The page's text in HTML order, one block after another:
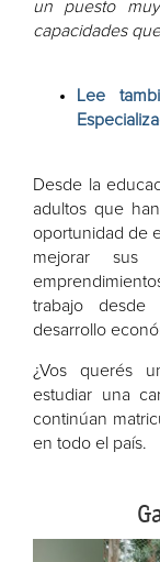
un puesto
capacidades
Lee
Desde la
adultos que
oportunidad de
mejorar
trabajo desde
desarrollo
¿Vos querés
estudiar una
continúan
en todo el país.